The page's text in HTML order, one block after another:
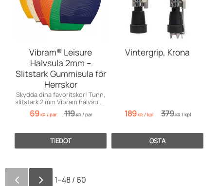
Vibram® Leisure
Halvsula 2mm –
Slitstark Gummisula för
Herrskor
Skydda dina favoritskor! Tunn,
slitstark 2 mm Vibram halvsula i
solid gummi för herrskor.
69KR /par 119KR /par
TIEDOT
Vintergrip, Krona
189KR /kpl 379KR /kpl
OSTA
1–48/ 60